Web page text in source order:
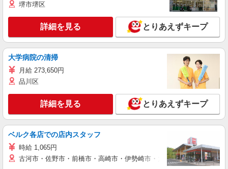
堺市堺区
詳細を見る とりあえずキープ
大学病院の清掃
月給 273,650円
品川区
詳細を見る とりあえずキープ
ベルク各店での店内スタッフ
時給 1,065円
古河市・佐野市・前橋市・高崎市・伊勢崎市・太田市・館林市・藤